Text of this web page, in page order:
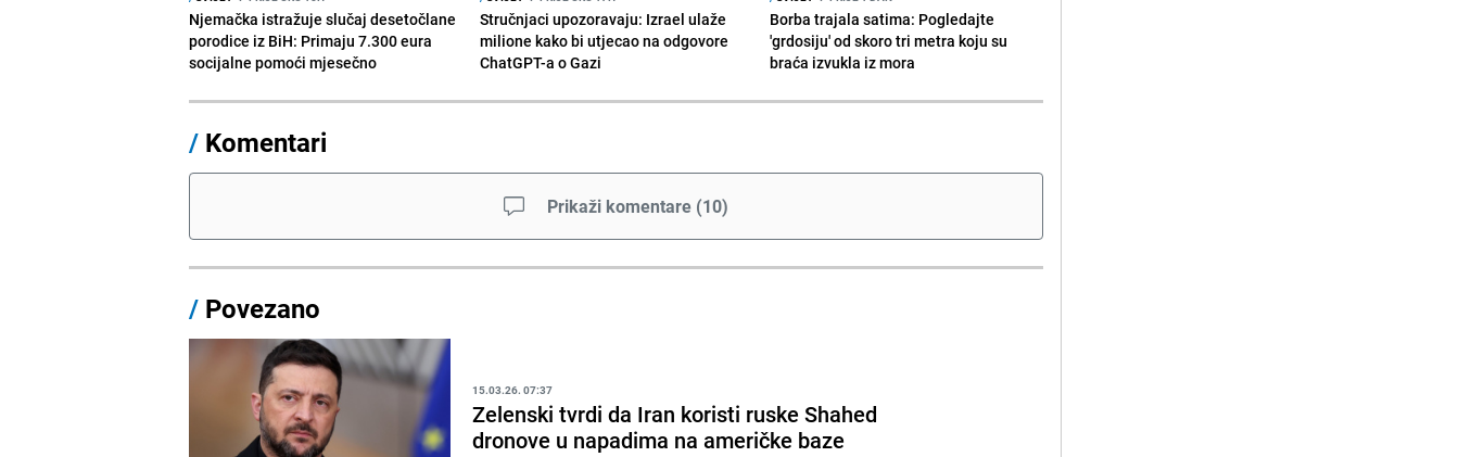
Njemačka istražuje slučaj desetočlane
porodice iz BiH: Primaju 7.300 eura
socijalne pomoći mjesečno
Stručnjaci upozoravaju: Izrael ulaže
milione kako bi utjecao na odgovore
ChatGPT-a o Gazi
Borba trajala satima: Pogledajte
'grdosiju' od skoro tri metra koju su
braća izvukla iz mora
/ Komentari
Prikaži komentare (10)
/ Povezano
15.03.26. 07:37
Zelenski tvrdi da Iran koristi ruske Shahed
dronove u napadima na američke baze